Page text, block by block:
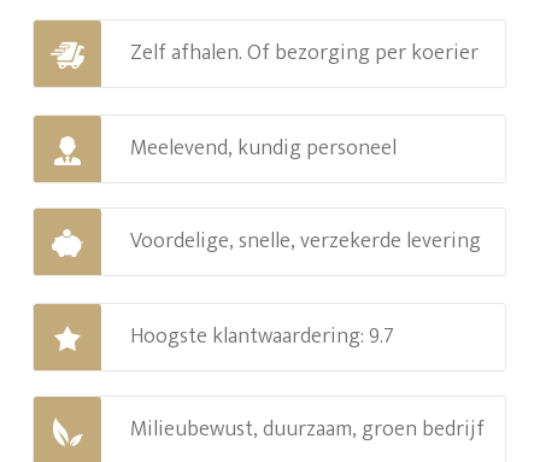
Zelf afhalen. Of bezorging per koerier
Meelevend, kundig personeel
Voordelige, snelle, verzekerde levering
Hoogste klantwaardering: 9.7
Milieubewust, duurzaam, groen bedrijf